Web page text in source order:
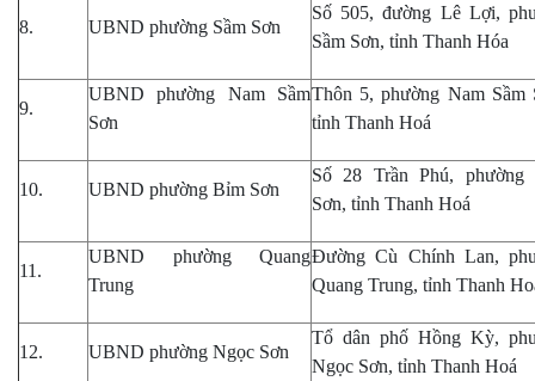
8. UBND phường Sầm Sơn
Số 505, đường Lê Lợi,
Sầm Sơn, tỉnh Thanh Hóa
9.
UBND phường Nam Sầm
Sơn
Thôn 5, phường Nam Sầm
tỉnh Thanh Hoá
10. UBND phường Bỉm Sơn
Số 28 Trần Phú, phường
Sơn, tỉnh Thanh Hoá
11.
UBND phường Quang
Trung
Đường Cù Chính Lan,
Quang Trung, tỉnh Thanh
12. UBND phường Ngọc Sơn
Tổ dân phố Hồng Kỳ,
Ngọc Sơn, tỉnh Thanh Hoá